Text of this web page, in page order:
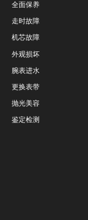
全面保养
走时故障
机芯故障
外观损坏
腕表进水
更换表带
抛光美容
鉴定检测